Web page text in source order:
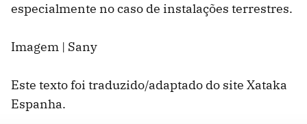
especialmente no caso de instalações terrestres.
Imagem | Sany
Este texto foi traduzido/adaptado do site Xataka
Espanha.